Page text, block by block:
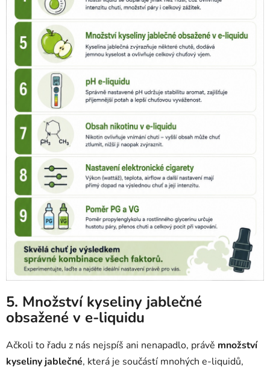
5. Množství kyseliny jablečné
obsažené v e-liquidu
Ačkoli to řadu z nás nejspíš ani nenapadlo, právě množství
kyseliny jablečné, která je součástí mnohých e-liquidů,